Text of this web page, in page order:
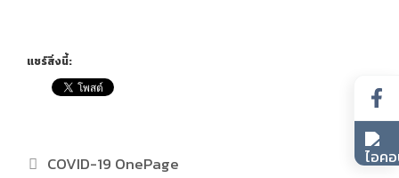
แชร์สิ่งนี้:
COVID-19 OnePage